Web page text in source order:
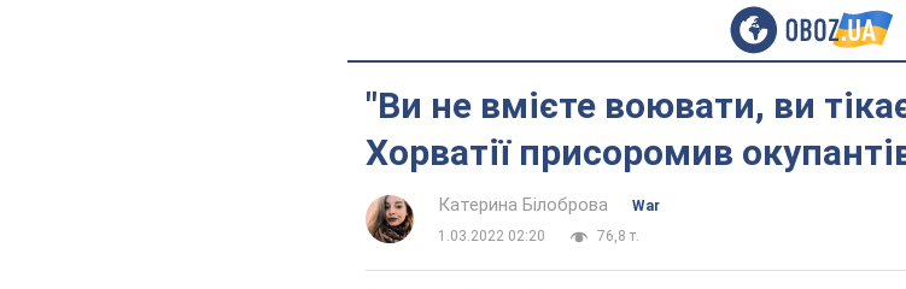
"Ви не вмієте воювати, ви
Хорватії присоромив
Катерина Білоброва
War
1.03.2022 02:20
76,8 т.